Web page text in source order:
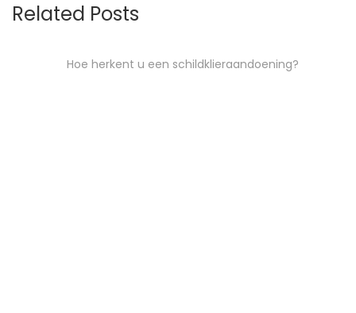
Related Posts
Hoe herkent u een schildklieraandoening?